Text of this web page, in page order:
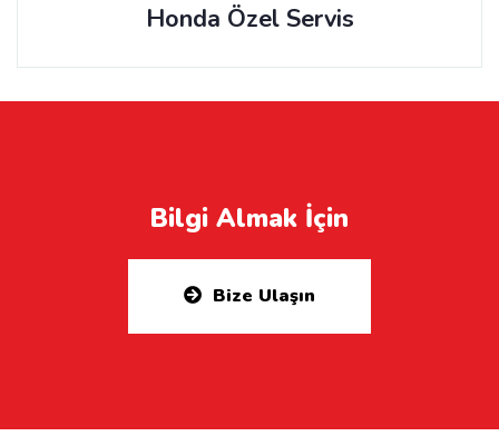
Honda Özel Servis
Bilgi Almak İçin
Bize Ulaşın